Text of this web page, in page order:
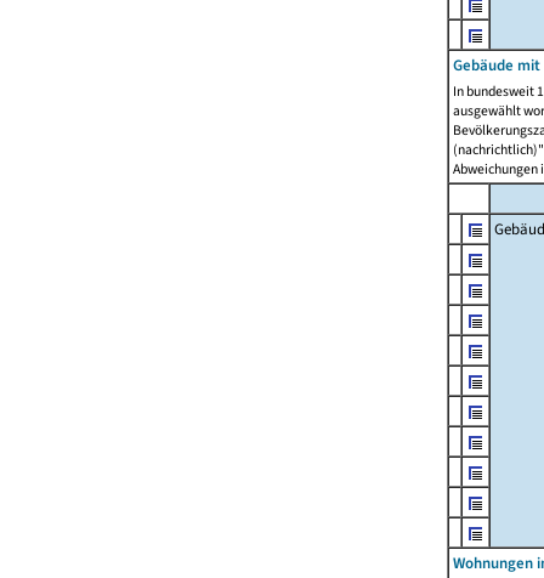
Gebäude
In bundesweit
ausgewählt
Abweichungen
Wohnungen